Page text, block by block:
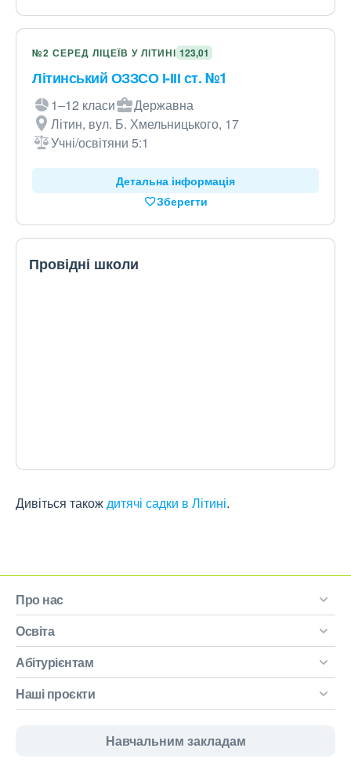
№2 СЕРЕД ЛІЦЕЇВ У ЛІТИНІ 123,01
Літинський ОЗЗСО І-ІІІ ст. №1
1–12 класи
Державна
Літин, вул. Б. Хмельницького, 17
Учні/освітяни 5:1
Детальна інформація
Зберегти
Провідні школи
Дивіться такождитячі садки в Літині.
Про нас
Освіта
Абітурієнтам
Наші проєкти
Навчальним закладам